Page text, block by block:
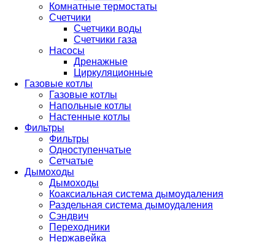
Комнатные термостаты
Счетчики
Счетчики воды
Счетчики газа
Насосы
Дренажные
Циркуляционные
Газовые котлы
Газовые котлы
Напольные котлы
Настенные котлы
Фильтры
Фильтры
Одноступенчатые
Сетчатые
Дымоходы
Дымоходы
Коаксиальная система дымоудаления
Раздельная система дымоудаления
Сэндвич
Переходники
Нержавейка